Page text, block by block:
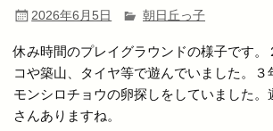
2026年6月5日 朝日丘っ子
休み時間のプレイグラウンドの様子です。
コや築山、タイヤ等で遊んでいました。３
モンシロチョウの卵探しをしていました。
さんありますね。